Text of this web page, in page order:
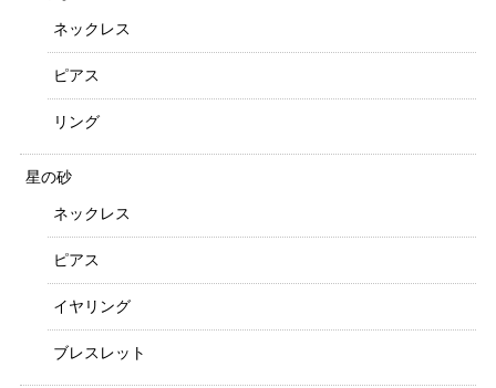
ネックレス
ピアス
リング
星の砂
ネックレス
ピアス
イヤリング
ブレスレット